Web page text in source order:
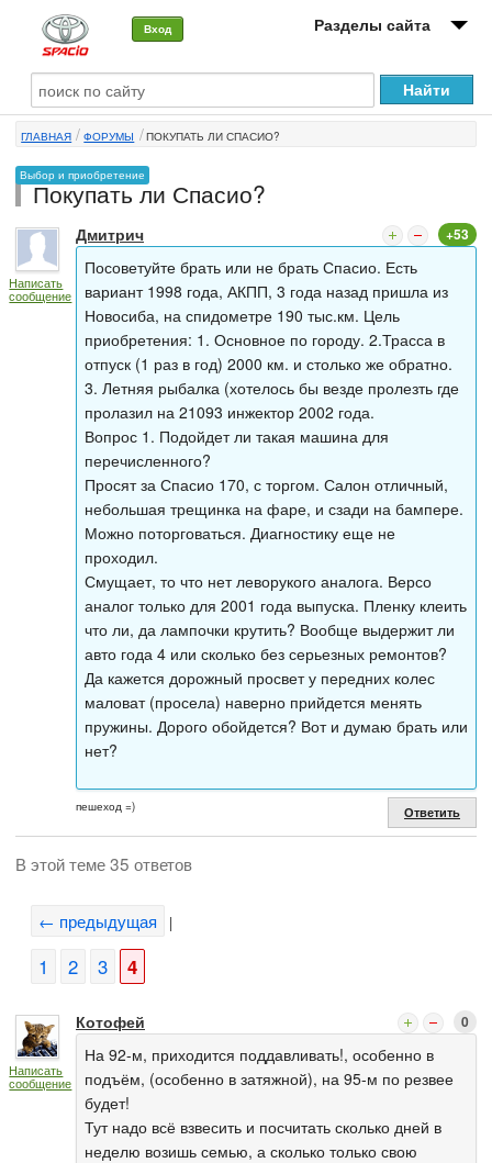
Вход Разделы сайта
О машине
Автоклуб
Форумы
Сервисы и услуги
Новости
ГЛАВНАЯ ФОРУМЫ ПОКУПАТЬ ЛИ СПАСИО?
Выбор и приобретение
Покупать ли Спасио?
Написать
сообщение
Дмитрич +53
Посоветуйте брать или не брать Спасио. Есть
вариант 1998 года, АКПП, 3 года назад пришла из
Новосиба, на спидометре 190 тыс.км. Цель
приобретения: 1. Основное по городу. 2.Трасса в
отпуск (1 раз в год) 2000 км. и столько же обратно.
3. Летняя рыбалка (хотелось бы везде пролезть где
пролазил на 21093 инжектор 2002 года.
Вопрос 1. Подойдет ли такая машина для
перечисленного?
Просят за Спасио 170, с торгом. Салон отличный,
небольшая трещинка на фаре, и сзади на бампере.
Можно поторговаться. Диагностику еще не
проходил.
Смущает, то что нет леворукого аналога. Версо
аналог только для 2001 года выпуска. Пленку клеить
что ли, да лампочки крутить? Вообще выдержит ли
авто года 4 или сколько без серьезных ремонтов?
Да кажется дорожный просвет у передних колес
маловат (просела) наверно прийдется менять
пружины. Дорого обойдется? Вот и думаю брать или
нет?
пешеход =) Ответить
В этой теме 35 ответов
← предыдущая |
1 2 3 4
Написать
сообщение
Котофей 0
На 92-м, приходится поддавливать!, особенно в
подъём, (особенно в затяжной), на 95-м по резвее
будет!
Тут надо всё взвесить и посчитать сколько дней в
неделю возишь семью, а сколько только свою